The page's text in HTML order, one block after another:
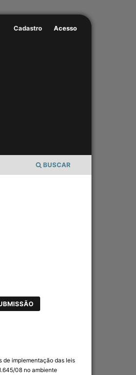
BUSCAR
Cadastro Acesso
de implementação das leis
08 no ambiente